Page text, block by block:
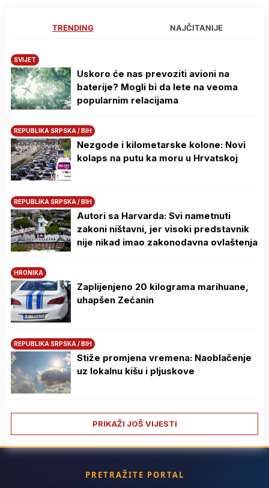
TRENDING NAJČITANIJE
SVIJET
Uskoro će nas prevoziti avioni na
baterije? Mogli bi da lete na veoma
popularnim relacijama
REPUBLIKA SRPSKA / BIH
Nezgode i kilometarske kolone: Novi
kolaps na putu ka moru u Hrvatskoj
REPUBLIKA SRPSKA / BIH
Autori sa Harvarda: Svi nametnuti
zakoni ništavni, jer visoki predstavnik
nije nikad imao zakonodavna ovlaštenja
HRONIKA
Zaplijenjeno 20 kilograma marihuane,
uhapšen Zećanin
REPUBLIKA SRPSKA / BIH
Stiže promjena vremena: Naoblačenje
uz lokalnu kišu i pljuskove
PRIKAŽI JOŠ VIJESTI
PRETRAŽITE PORTAL